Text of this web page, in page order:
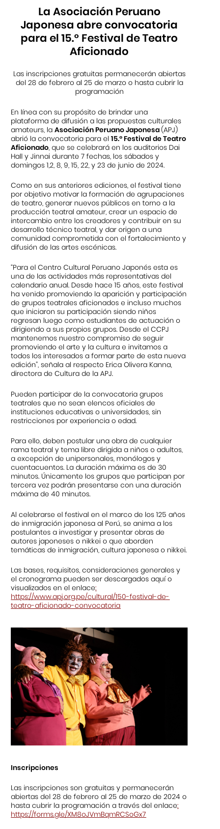
La Asociación Peruano
Japonesa abre convocatoria
para el 15.° Festival de Teatro
Aficionado
Las inscripciones gratuitas permanecerán abiertas
del 28 de febrero al 25 de marzo o hasta cubrir la
programación
En línea con su propósito de brindar una
plataforma de difusión a las propuestas culturales
amateurs, laAsociación Peruano Japonesa(APJ)
abrió la convocatoria para el15.° Festival de Teatro
Aficionado, que se celebrará en los auditorios Dai
Hall y Jinnai durante 7 fechas, los sábados y
domingos 1,2, 8, 9, 15, 22, y 23 de junio de 2024.
Como en sus anteriores ediciones, el festival tiene
por objetivo motivar la formación de agrupaciones
de teatro, generar nuevos públicos en torno a la
producción teatral amateur, crear un espacio de
intercambio entre los creadores y contribuir en su
desarrollo técnico teatral, y dar origen a una
comunidad comprometida con el fortalecimiento y
difusión de las artes escénicas.
“Para el Centro Cultural Peruano Japonés esta es
una de las actividades más representativas del
calendario anual. Desde hace 15 años, este festival
ha venido promoviendo la aparición y participación
de grupos teatrales aficionados e incluso muchos
que iniciaron su participación siendo niños
regresan luego como estudiantes de actuación o
dirigiendo a sus propios grupos. Desde el CCPJ
mantenemos nuestro compromiso de seguir
promoviendo el arte y la cultura e invitamos a
todos los interesados a formar parte de esta nueva
edición”, señala al respecto Erica Olivera Kanna,
directora de Cultura de la APJ.
Pueden participar de la convocatoria grupos
teatrales que no sean elencos oficiales de
instituciones educativas o universidades, sin
restricciones por experiencia o edad.
Para ello, deben postular una obra de cualquier
rama teatral y tema libre dirigida a niños o adultos,
a excepción de unipersonales, monólogos y
cuentacuentos. La duración máxima es de 30
minutos. Únicamente los grupos que participan por
tercera vez podrán presentarse con una duración
máxima de 40 minutos.
Al celebrarse el festival en el marco de los 125 años
de inmigración japonesa al Perú, se anima a los
postulantes a investigar y presentar obras de
autores japoneses o nikkei o que aborden
temáticas de inmigración, cultura japonesa o nikkei.
Las bases, requisitos, consideraciones generales y
el cronograma pueden ser descargadosaquío
visualizados en el enlace:
https://www.apj.org.pe/cultural/150-festival-de-
teatro-aficionado-convocatoria
Inscripciones
Las inscripciones son gratuitas y permanecerán
abiertas del 28 de febrero al 25 de marzo de 2024 o
hasta cubrir la programación a través del enlace:
https://forms.gle/XM8oJVmBqmRCSoGx7